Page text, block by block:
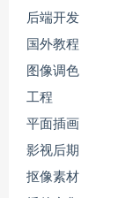
后端开发
国外教程
图像调色
工程
平面插画
影视后期
抠像素材